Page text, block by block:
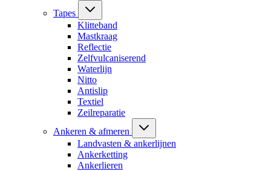
Tapes
Klitteband
Mastkraag
Reflectie
Zelfvulcaniserend
Waterlijn
Nitto
Antislip
Textiel
Zeilreparatie
Ankeren & afmeren
Landvasten & ankerlijnen
Ankerketting
Ankerlieren